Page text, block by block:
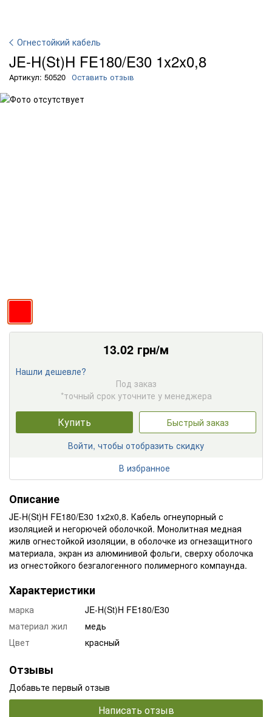
Огнестойкий кабель
JE-H(St)H FE180/E30 1x2x0,8
Артикул: 50520 Оставить отзыв
13.02 грн/м
Нашли дешевле?
Под заказ
*точный срок уточните у менеджера
Купить
Быстрый заказ
Войти, чтобы отобразить скидку
В избранное
Описание
JE-H(St)H FE180/E30 1x2x0,8. Кабель огнеупорный с
изоляцией и негорючей оболочкой. Монолитная медная
жилв огнестойкой изоляции, в оболочке из огнезащитного
материала, экран из алюминивой фольги, сверху оболочка
из огнестойкого безгалогенного полимерного компаунда.
Характеристики
марка
JE-H(St)H FE180/E30
материал жил
медь
Цвет
красный
Отзывы
Добавьте первый отзыв
Написать отзыв